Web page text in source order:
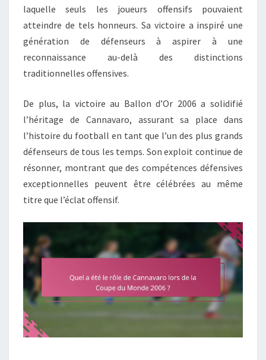
laquelle seuls les joueurs offensifs pouvaient
atteindre de tels honneurs. Sa victoire a inspiré une
génération de défenseurs à aspirer à une
reconnaissance au-delà des distinctions
traditionnelles offensives.
De plus, la victoire au Ballon d’Or 2006 a solidifié
l’héritage de Cannavaro, assurant sa place dans
l’histoire du football en tant que l’un des plus grands
défenseurs de tous les temps. Son exploit continue de
résonner, montrant que des compétences défensives
exceptionnelles peuvent être célébrées au même
titre que l’éclat offensif.